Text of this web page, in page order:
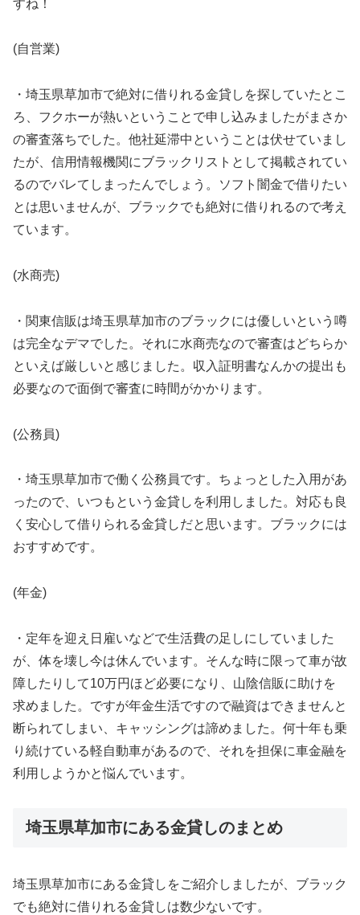
すね！
(自営業)
・埼玉県草加市で絶対に借りれる金貸しを探していたとこ
ろ、フクホーが熱いということで申し込みましたがまさか
の審査落ちでした。他社延滞中ということは伏せていまし
たが、信用情報機関にブラックリストとして掲載されてい
るのでバレてしまったんでしょう。ソフト闇金で借りたい
とは思いませんが、ブラックでも絶対に借りれるので考え
ています。
(水商売)
・関東信販は埼玉県草加市のブラックには優しいという噂
は完全なデマでした。それに水商売なので審査はどちらか
といえば厳しいと感じました。収入証明書なんかの提出も
必要なので面倒で審査に時間がかかります。
(公務員)
・埼玉県草加市で働く公務員です。ちょっとした入用があ
ったので、いつもという金貸しを利用しました。対応も良
く安心して借りられる金貸しだと思います。ブラックには
おすすめです。
(年金)
・定年を迎え日雇いなどで生活費の足しにしていました
が、体を壊し今は休んでいます。そんな時に限って車が故
障したりして10万円ほど必要になり、山陰信販に助けを
求めました。ですが年金生活ですので融資はできませんと
断られてしまい、キャッシングは諦めました。何十年も乗
り続けている軽自動車があるので、それを担保に車金融を
利用しようかと悩んでいます。
埼玉県草加市にある金貸しのまとめ
埼玉県草加市にある金貸しをご紹介しましたが、ブラック
でも絶対に借りれる金貸しは数少ないです。